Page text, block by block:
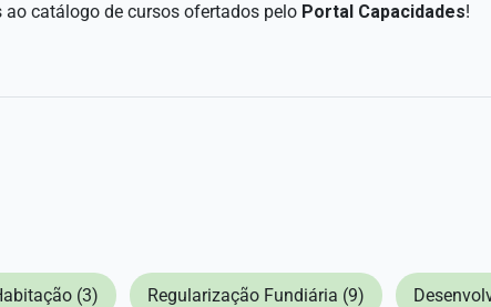
catálogo de cursos ofertados pelo Portal Capacidades!
(3) Regularização Fundiária (9)